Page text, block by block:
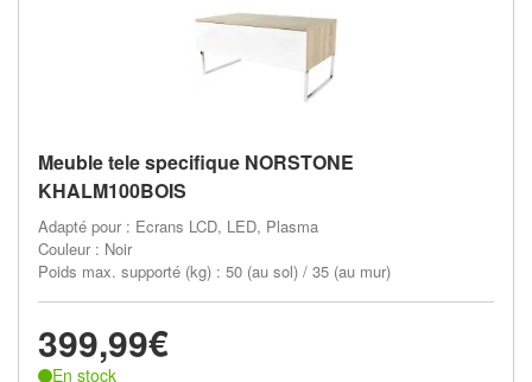
Meuble tele specifique NORSTONE
KHALM100BOIS
Adapté pour : Ecrans LCD, LED, Plasma
Couleur : Noir
Poids max. supporté (kg) : 50 (au sol) / 35 (au mur)
399,99€
En stock